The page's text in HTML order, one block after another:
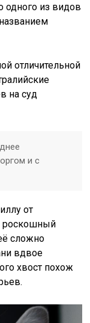
одного из видов
отличительной
на суд
и с
от
роскошный
сложно
вдвое
хвост похож